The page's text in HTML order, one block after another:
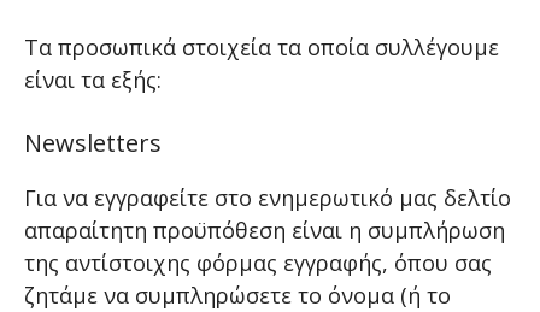
Τα προσωπικά στοιχεία τα οποία συλλέγουμε
είναι τα εξής:
Newsletters
Για να εγγραφείτε στο ενημερωτικό μας δελτίο
απαραίτητη προϋπόθεση είναι η συμπλήρωση
της αντίστοιχης φόρμας εγγραφής, όπου σας
ζητάμε να συμπληρώσετε το όνομα (ή το